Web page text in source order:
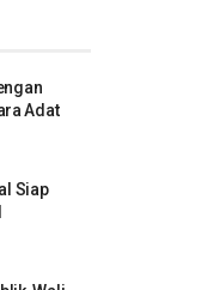
Adat
Siap